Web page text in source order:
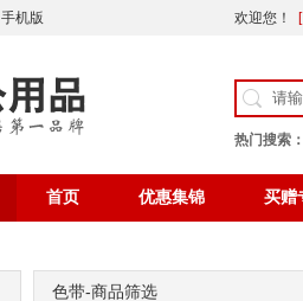
手机版 欢迎您！
热门搜索
首页 优惠集锦 买赠
色带-商品筛选